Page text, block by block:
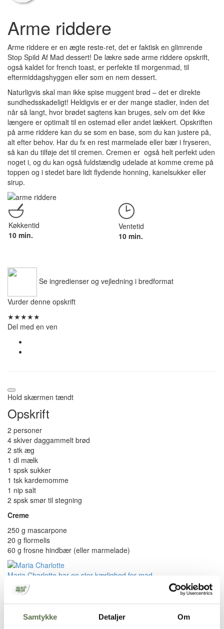
Samtykke Detaljer Om
Arme riddere
Arme riddere er en ægte reste-ret, det er faktisk en glimrende
Stop Spild Af Mad dessert! De lækre søde arme riddere opskrift,
også kaldet for french toast, er perfekte til morgenmad, til
eftermiddagshyggen eller som en nem dessert.
Naturligvis skal man ikke spise muggent brød – det er direkte
sundhedsskadeligt! Heldigvis er er der mange stadier, inden det
når så langt, hvor brødet sagtens kan bruges, selv om det ikke
længere er optimalt til en ostemad eller andet lækkert. Opskriften
på arme riddere kan du se som en base, som du kan justere på,
alt efter behov. Har du fx en rest marmelade eller bær i fryseren,
så kan du tilføje det til cremen. Cremen er også helt perfekt uden
noget i, og du kan også fuldstændig udelade at komme creme på
toppen og i stedet bare lidt flydende honning, kanelsukker eller
sirup.
Køkkentid
10 min.
Ventetid
10 min.
Se ingredienser og vejledning i bredformat
Vurder denne opskrift
★★★★★
Del med en ven
Hold skærmen tændt
Opskrift
2 personer
4 skiver daggammelt brød
2 stk æg
1 dl mælk
1 spsk sukker
1 tsk kardemomme
1 nip salt
2 spsk smør til stegning
Creme
250 g mascarpone
20 g flormelis
60 g frosne hindbær (eller marmelade)
Maria Charlotte har en stor kærlighed for mad.
Ud over Marias kærlighed for mad, så går Maria ind for
bæredygtighed og at undgå madspild.
Sådan gør du